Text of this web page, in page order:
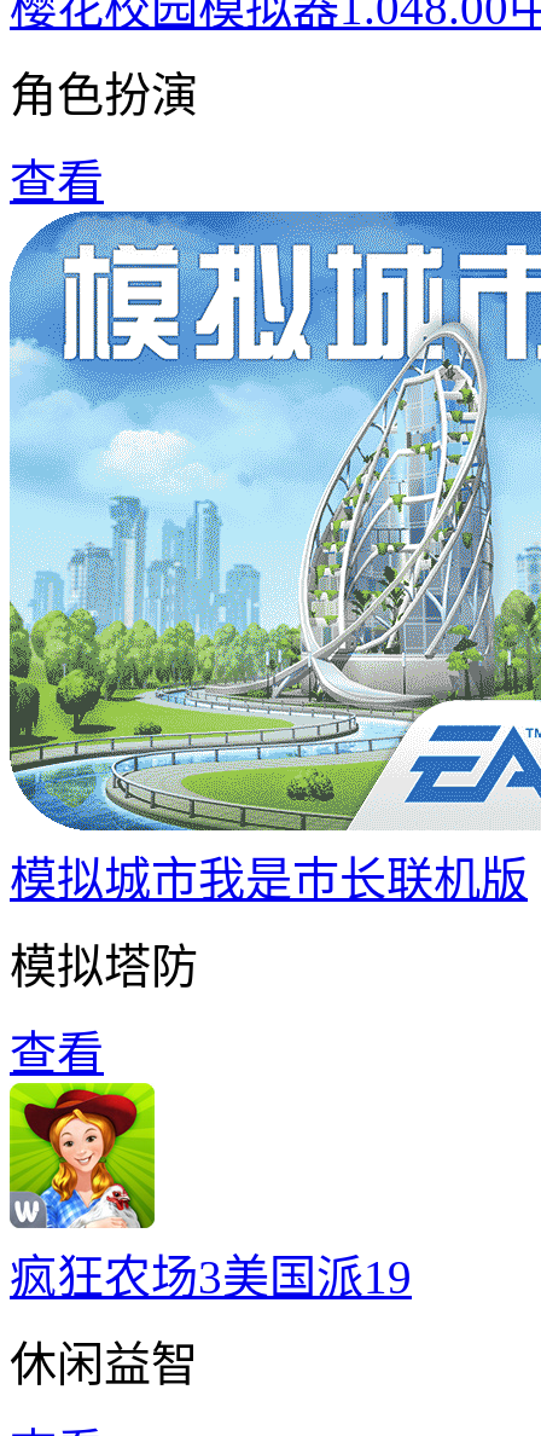
角色扮演
查看
模拟城市我是巿长联机版
模拟塔防
查看
疯狂农场3美国派19
休闲益智